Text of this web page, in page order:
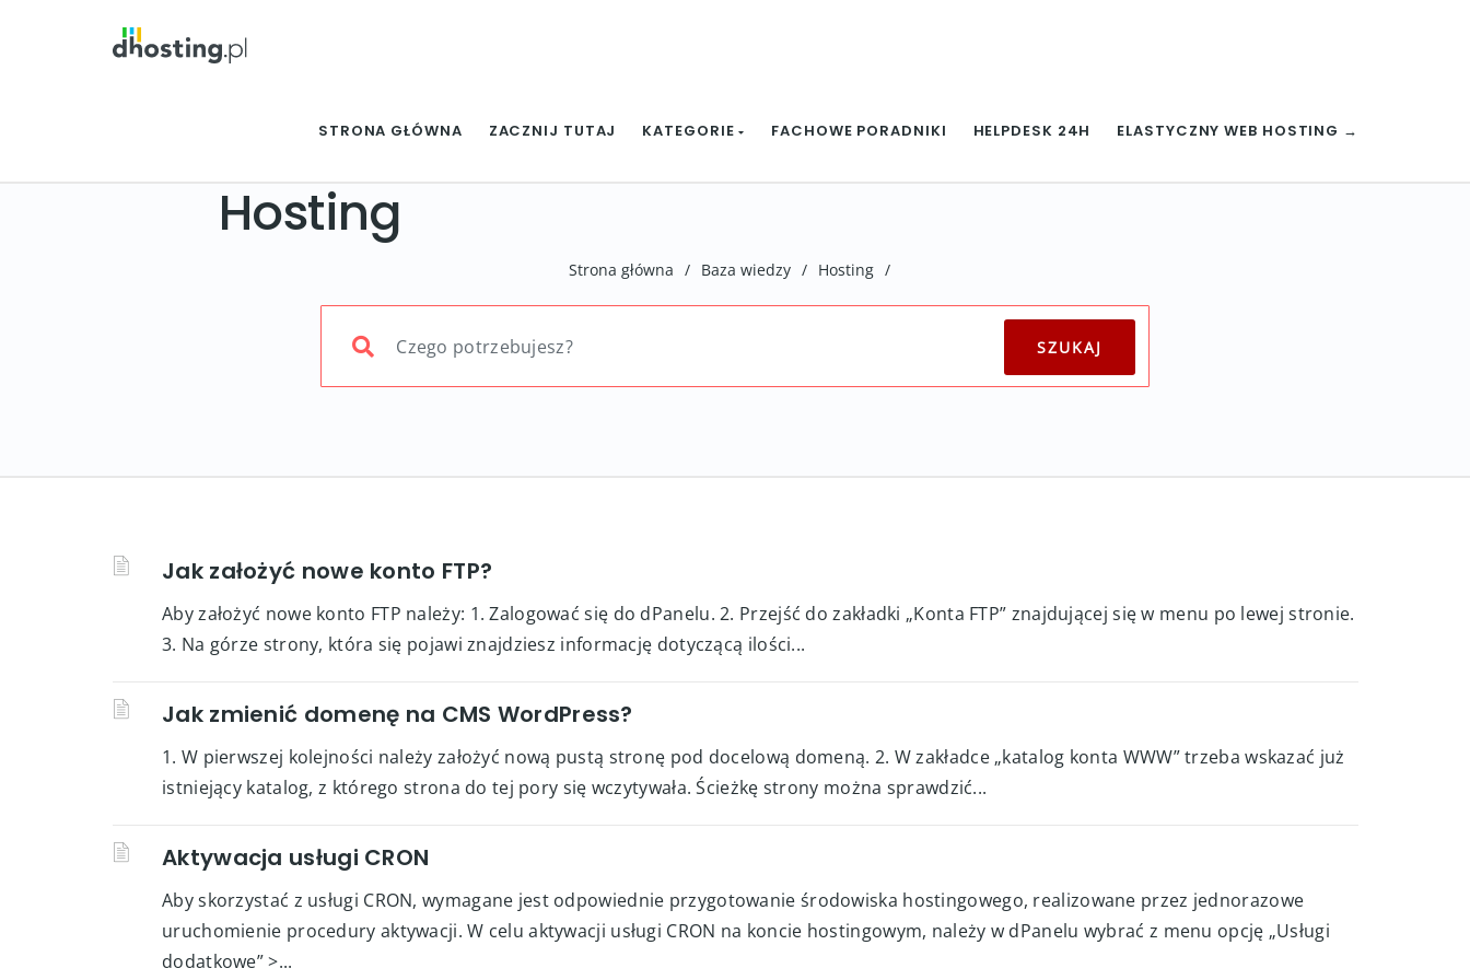
STRONA GŁÓWNA ZACZNIJ TUTAJ KATEGORIE FACHOWE PORADNIKI HELPDESK 24H ELASTYCZNY WEB HOSTING →
Hosting
Strona główna / Baza wiedzy / Hosting /
Jak założyć nowe konto FTP?
Aby założyć nowe konto FTP należy: 1. Zalogować się do dPanelu. 2. Przejść do zakładki „Konta FTP” znajdującej się w menu po lewej stronie.
3. Na górze strony, która się pojawi znajdziesz informację dotyczącą ilości...
Jak zmienić domenę na CMS WordPress?
1. W pierwszej kolejności należy założyć nową pustą stronę pod docelową domeną. 2. W zakładce „katalog konta WWW” trzeba wskazać już
istniejący katalog, z którego strona do tej pory się wczytywała. Ścieżkę strony można sprawdzić...
Aktywacja usługi CRON
Aby skorzystać z usługi CRON, wymagane jest odpowiednie przygotowanie środowiska hostingowego, realizowane przez jednorazowe
uruchomienie procedury aktywacji. W celu aktywacji usługi CRON na koncie hostingowym, należy w dPanelu wybrać z menu opcję „Usługi
dodatkowe” >...